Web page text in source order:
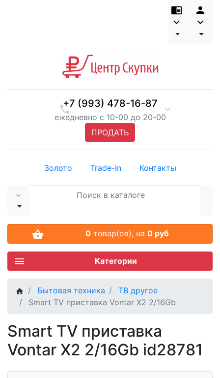
+7 (993) 478-16-87
ежедневно с 10-00 до 20-00
ПРОДАТЬ
Золото Trade-in Контакты
0товар(ов), на 0 руб
Категории
Бытовая техника
ТВ другое
Smart TV приставка Vontar X2 2/16Gb
Smart TV приставка
Vontar X2 2/16Gb id28781